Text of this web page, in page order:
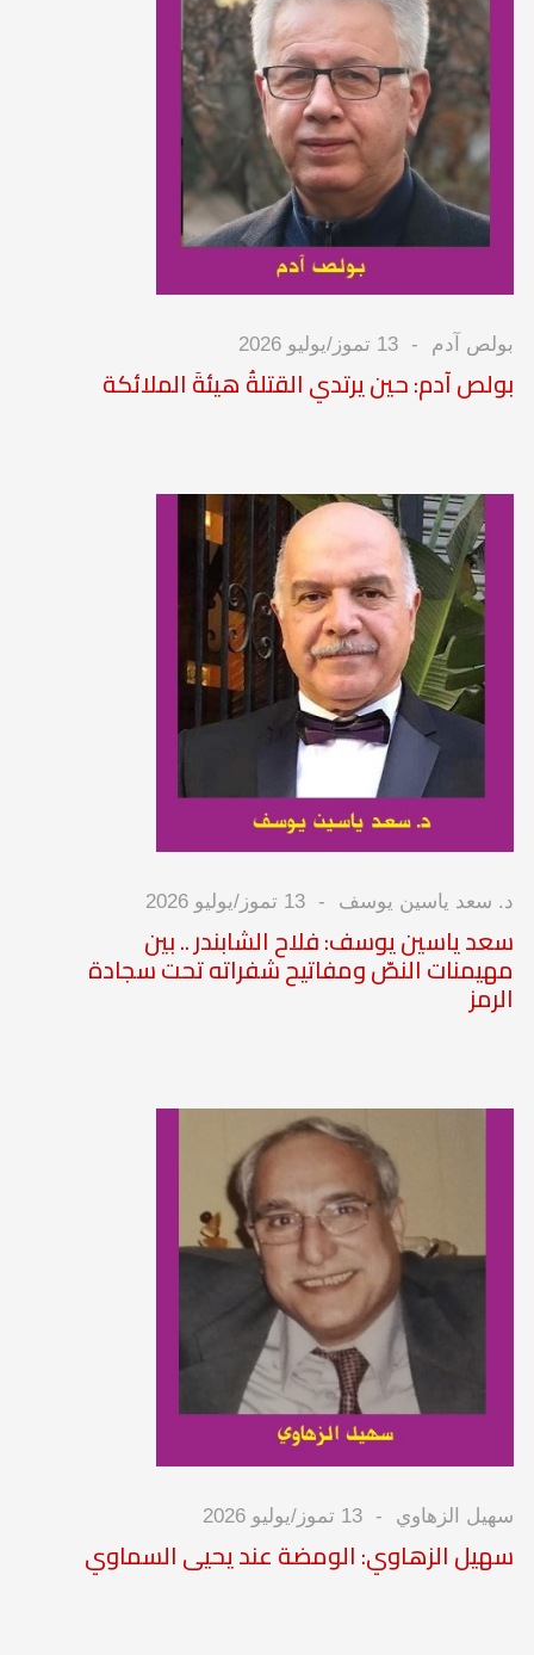
بولص آدم 13 تموز/يوليو 2026
بولص آدم: حين يرتدي القتلةُ هيئةَ الملائكة
د. سعد ياسين يوسف 13 تموز/يوليو 2026
سعد ياسين يوسف: فلاح الشابندر .. بين
مهيمنات النصّ ومفاتيح شفراته تحت سجادة
الرمز
سهيل الزهاوي 13 تموز/يوليو 2026
سهيل الزهاوي: الومضة عند يحيى السماوي